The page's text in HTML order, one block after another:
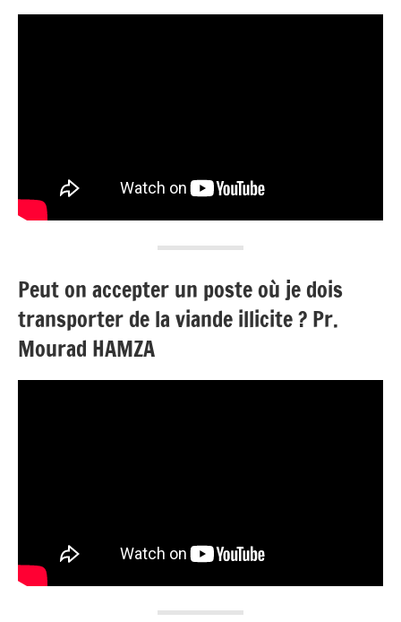
Peut on accepter un poste où je dois
transporter de la viande illicite ? Pr.
Mourad HAMZA